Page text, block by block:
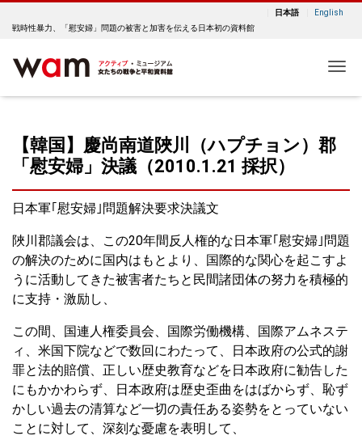
日本語
English
戦時性暴力、「慰安婦」問題の被害と加害を伝える日本初の資料館
【韓国】慶尚南道陜川（ハプチョン）郡
「慰安婦」決議（2010.1.21 採択）
日本軍｢慰安婦｣問題解決要求決議文
陜川郡議会は、この20年間反人権的な日本軍｢慰安婦｣問題
の解決のために国内はもとより、国際的な関心を起こすよ
うに活動してきた被害者たちと民間諸団体の努力を積極的
に支持・激励し、
この間、国連人権委員会、国際労働機構、国際アムネステ
ィ、米国下院などで数回にわたって、日本政府の公式的謝
罪と法的賠償、正しい歴史教育などを日本政府に勧告した
にもかかわらず、日本政府は歴史歪曲をはばからず、恥ず
かしい過去の清算など一切の責任ある姿勢をとっていない
ことに対して、深刻な憂慮を表明して、